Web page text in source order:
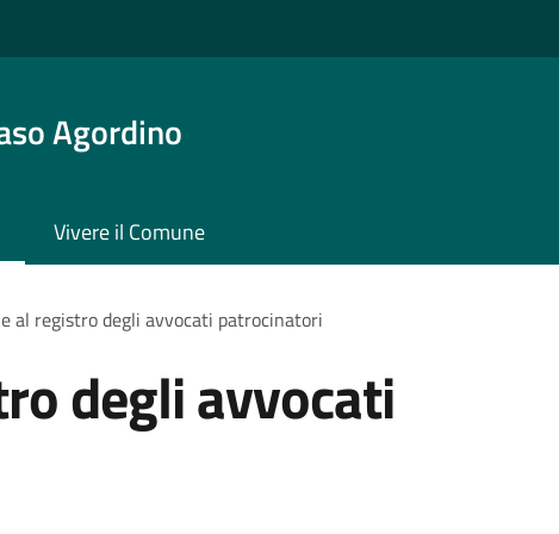
Agordino
Vivere il Comune
al registro degli avvocati patrocinatori
degli avvocati